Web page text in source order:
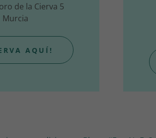
de la Cierva 5
Murcia
AQUÍ!